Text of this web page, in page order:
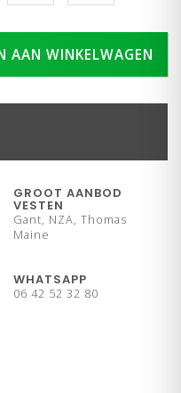
AAN WINKELWAGEN
GROOT AANBOD
VESTEN
Gant, NZA, Thomas
Maine
WHATSAPP
06 42 52 32 80